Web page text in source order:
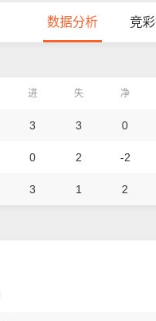
数据分析 竞
进 失 净
3 3 0
0 2 -2
3 1 2